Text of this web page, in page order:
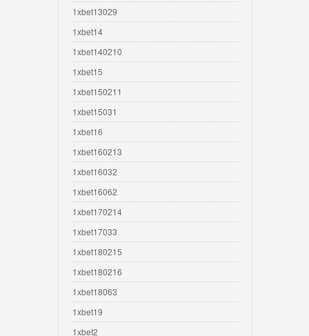
1xbet13029
1xbet14
1xbet140210
1xbet15
1xbet150211
1xbet15031
1xbet16
1xbet160213
1xbet16032
1xbet16062
1xbet170214
1xbet17033
1xbet180215
1xbet180216
1xbet18063
1xbet19
1xbet2